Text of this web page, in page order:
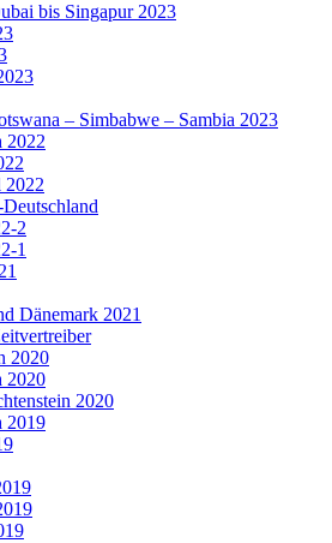
bis Singapur 2023
– Simbabwe – Sambia 2023
2022
2022
2
1
Dänemark 2021
2020
2020
2020
2019